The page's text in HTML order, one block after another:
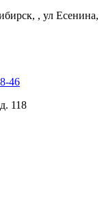
, ул Есенина,
46
118